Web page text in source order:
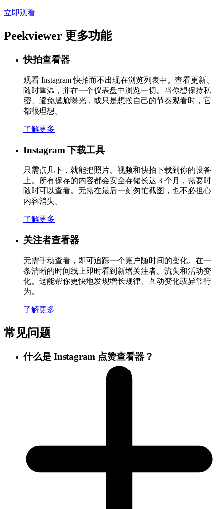
立即观看
Peekviewer 更多功能
快拍查看器
观看 Instagram 快拍而不出现在浏览列表中。查看更新、
随时重温，并在一个仪表盘中浏览一切。当你想保持私
密、避免尴尬曝光，或只是想按自己的节奏观看时，它
都很理想。
了解更多
Instagram 下载工具
只需点几下，就能把照片、视频和快拍下载到你的设备
上。所有保存的内容都会安全存储长达 3 个月，需要时
随时可以查看。无需在最后一刻匆忙截图，也不必担心
内容消失。
了解更多
关注者查看器
无需手动查看，即可追踪一个账户随时间的变化。在一
条清晰的时间线上即时看到新增关注者、流失和活动变
化。这能帮你更快地发现增长规律、互动变化或异常行
为。
了解更多
常见问题
什么是 Instagram 点赞查看器？